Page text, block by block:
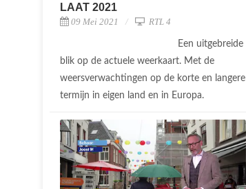
LAAT 2021
09 Mei 2021 RTL 4
Een uitgebreide
blik op de actuele weerkaart. Met de
weersverwachtingen op de korte en langere
termijn in eigen land en in Europa.